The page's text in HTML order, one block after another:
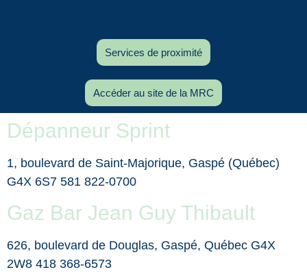
Services de proximité
Accéder au site de la MRC
Dépanneur Sprint
1, boulevard de Saint-Majorique, Gaspé (Québec)
G4X 6S7 581 822-0700
Gaz Bar Jean Guy Thibault
626, boulevard de Douglas, Gaspé, Québec G4X
2W8 418 368-6573